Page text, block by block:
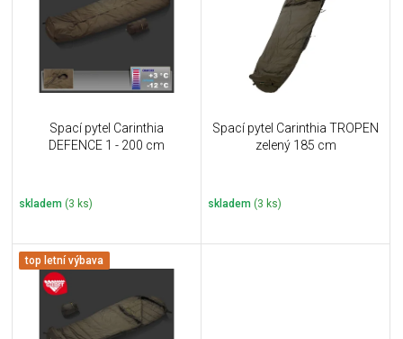
Spací pytel Carinthia
DEFENCE 1 - 200 cm
skladem (3 ks)
Spací pytel Carinthia TROPEN
zelený 185 cm
skladem (3 ks)
top letní výbava